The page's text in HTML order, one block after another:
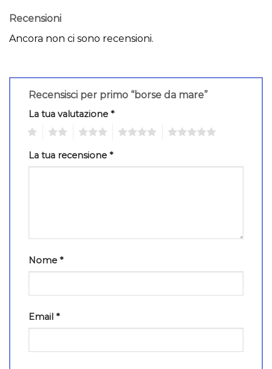
Recensioni
Ancora non ci sono recensioni.
Recensisci per primo “borse da mare”
La tua valutazione *
La tua recensione *
Nome *
Email *